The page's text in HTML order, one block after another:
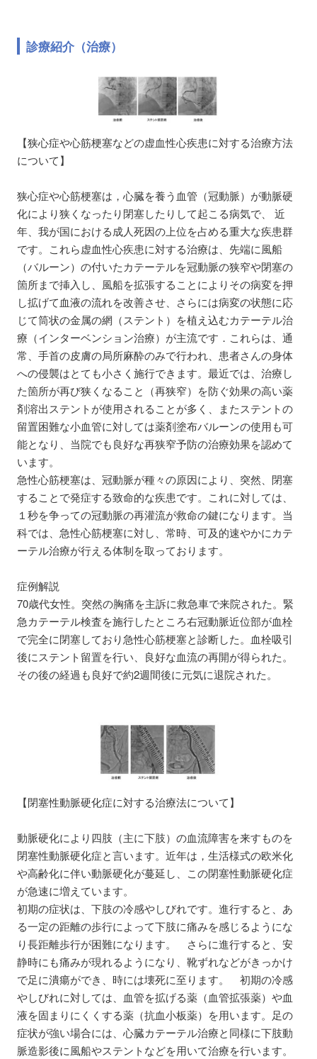
診療紹介（治療）
【狭心症や心筋梗塞などの虚血性心疾患に対する治療方法
について】
狭心症や心筋梗塞は，心臓を養う血管（冠動脈）が動脈硬
化により狭くなったり閉塞したりして起こる病気で、 近
年、我が国における成人死因の上位を占める重大な疾患群
です。これら虚血性心疾患に対する治療は、先端に風船
（バルーン）の付いたカテーテルを冠動脈の狭窄や閉塞の
箇所まで挿入し、風船を拡張することによりその病変を押
し拡げて血液の流れを改善させ、さらには病変の状態に応
じて筒状の金属の網（ステント）を植え込むカテーテル治
療（インターベンション治療）が主流です．これらは、通
常、手首の皮膚の局所麻酔のみで行われ、患者さんの身体
への侵襲はとても小さく施行できます。最近では、治療し
た箇所が再び狭くなること（再狭窄）を防ぐ効果の高い薬
剤溶出ステントが使用されることが多く、またステントの
留置困難な小血管に対しては薬剤塗布バルーンの使用も可
能となり、当院でも良好な再狭窄予防の治療効果を認めて
います。
急性心筋梗塞は、冠動脈が種々の原因により、突然、閉塞
することで発症する致命的な疾患です。これに対しては、
１秒を争っての冠動脈の再灌流が救命の鍵になります。当
科では、急性心筋梗塞に対し、常時、可及的速やかにカテ
ーテル治療が行える体制を取っております。
症例解説
70歳代女性。突然の胸痛を主訴に救急車で来院された。緊
急カテーテル検査を施行したところ右冠動脈近位部が血栓
で完全に閉塞しており急性心筋梗塞と診断した。血栓吸引
後にステント留置を行い、良好な血流の再開が得られた。
その後の経過も良好で約2週間後に元気に退院された。
【閉塞性動脈硬化症に対する治療法について】
動脈硬化により四肢（主に下肢）の血流障害を来すものを
閉塞性動脈硬化症と言います。近年は，生活様式の欧米化
や高齢化に伴い動脈硬化が蔓延し、この閉塞性動脈硬化症
が急速に増えています。
初期の症状は、下肢の冷感やしびれです。進行すると、あ
る一定の距離の歩行によって下肢に痛みを感じるようにな
り長距離歩行が困難になります。 さらに進行すると、安
静時にも痛みが現れるようになり、靴ずれなどがきっかけ
で足に潰瘍ができ、時には壊死に至ります。 初期の冷感
やしびれに対しては、血管を拡げる薬（血管拡張薬）や血
液を固まりにくくする薬（抗血小板薬）を用います。足の
症状が強い場合には、心臓カテーテル治療と同様に下肢動
脈造影後に風船やステントなどを用いて治療を行います。